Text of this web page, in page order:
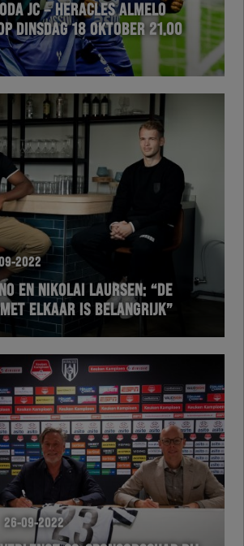
JC – HERACLES ALMELO
DINSDAG 18 OKTOBER 21.00
2022
EN NIKOLAI LAURSEN: “DE
ELKAAR IS BELANGRIJK”
26-09-2022